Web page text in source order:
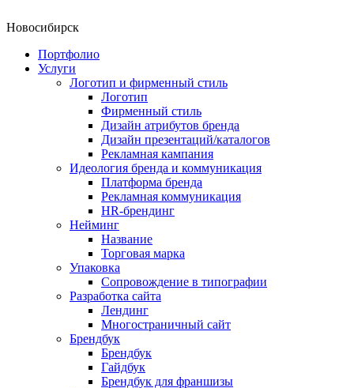
Новосибирск
Портфолио
Услуги
Логотип и фирменный стиль
Логотип
Фирменный стиль
Дизайн атрибутов бренда
Дизайн презентаций/каталогов
Рекламная кампания
Идеология бренда и коммуникация
Платформа бренда
Рекламная коммуникация
HR-брендинг
Нейминг
Название
Торговая марка
Упаковка
Сопровождение в типографии
Разработка сайта
Лендинг
Многостраничный сайт
Брендбук
Брендбук
Гайдбук
Брендбук для франшизы